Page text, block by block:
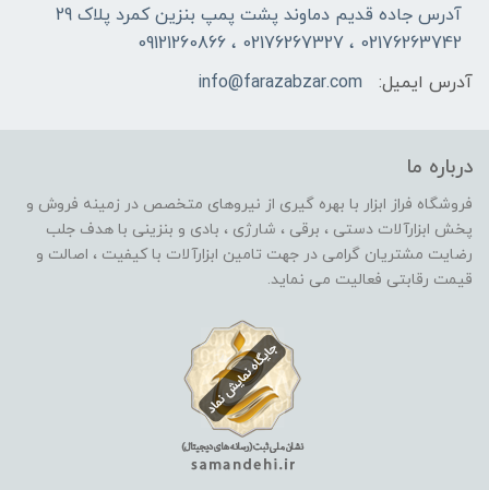
آدرس جاده قدیم دماوند پشت پمپ بنزین کمرد پلاک 29
02176263742 ، 02176267327 ، 09121260866
آدرس ایمیل:
info@farazabzar.com
درباره ما
فروشگاه فراز ابزار با بهره گیری از نیروهای متخصص در زمینه فروش و
پخش ابزارآلات دستی ، برقی ، شارژی ، بادی و بنزینی با هدف جلب
رضایت مشتریان گرامی در جهت تامین ابزارآلات با کیفیت ، اصالت و
قیمت رقابتی فعالیت می نماید.